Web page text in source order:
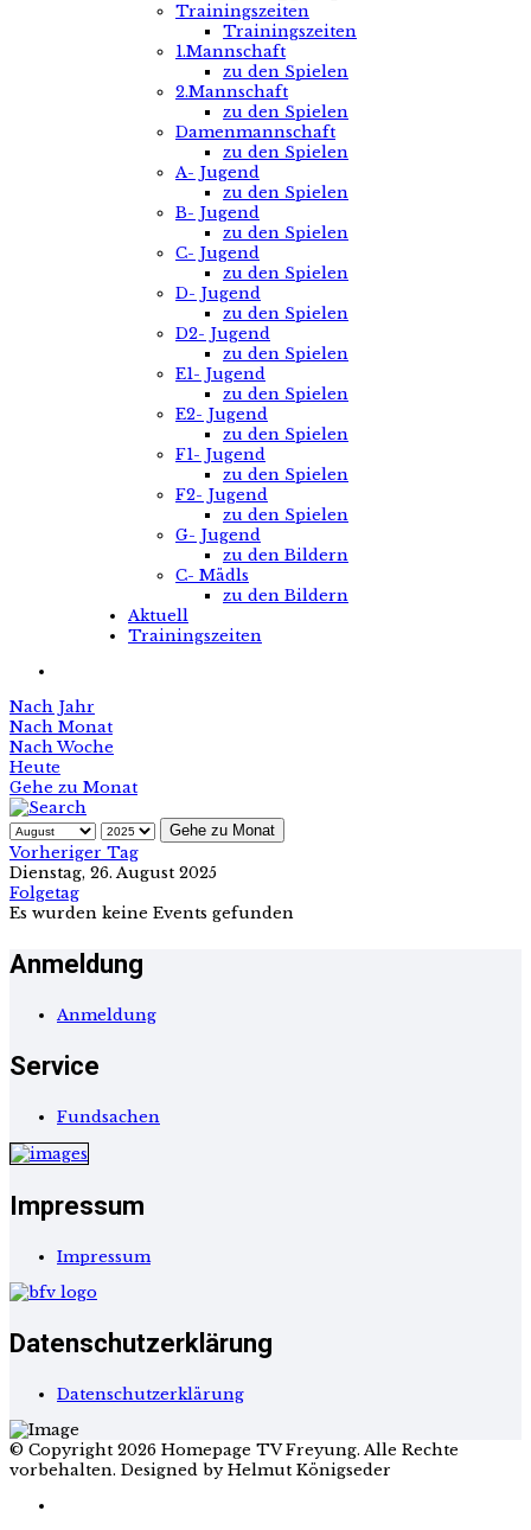
Trainingszeiten
Trainingszeiten
1.Mannschaft
zu den Spielen
2.Mannschaft
zu den Spielen
Damenmannschaft
zu den Spielen
A- Jugend
zu den Spielen
B- Jugend
zu den Spielen
C- Jugend
zu den Spielen
D- Jugend
zu den Spielen
D2- Jugend
zu den Spielen
E1- Jugend
zu den Spielen
E2- Jugend
zu den Spielen
F1- Jugend
zu den Spielen
F2- Jugend
zu den Spielen
G- Jugend
zu den Bildern
C- Mädls
zu den Bildern
Aktuell
Trainingszeiten
Nach Jahr
Nach Monat
Nach Woche
Heute
Gehe zu Monat
Gehe zu Monat
Vorheriger Tag
Dienstag, 26. August 2025
Folgetag
Es wurden keine Events gefunden
Anmeldung
Anmeldung
Service
Fundsachen
Impressum
Impressum
Datenschutzerklärung
Datenschutzerklärung
© Copyright 2026 Homepage TV Freyung. Alle Rechte
vorbehalten. Designed by Helmut Königseder